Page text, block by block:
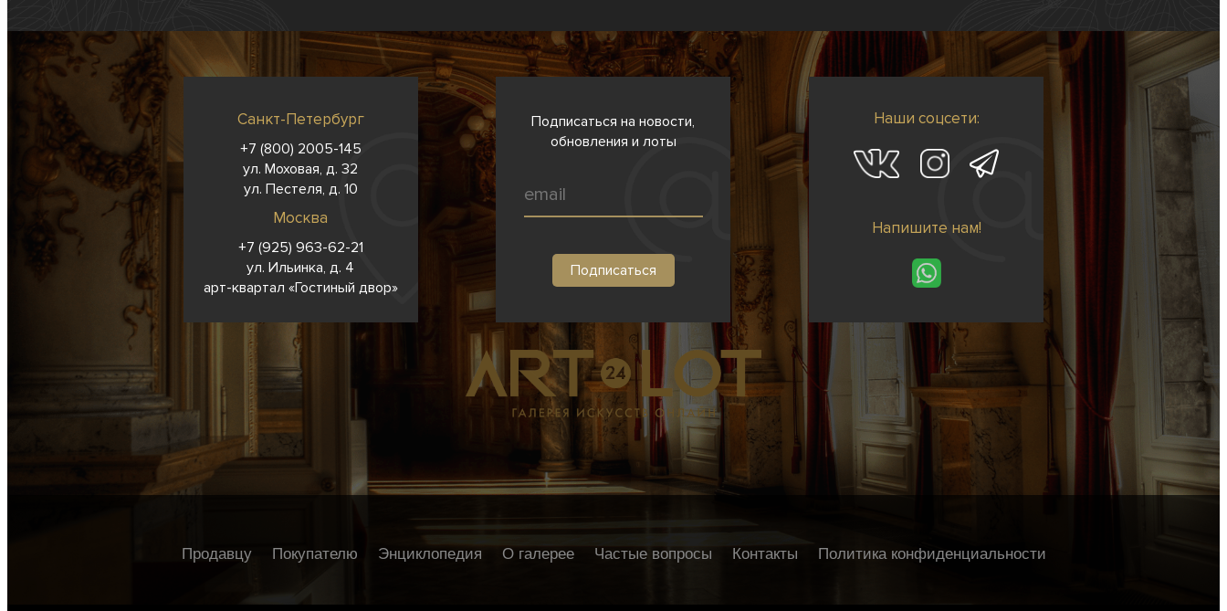
Санкт-Петербург
+7 (800) 2005-145
ул. Моховая, д. 32
ул. Пестеля, д. 10
Москва
+7 (925) 963-62-21
ул. Ильинка, д. 4
арт-квартал «Гостиный двор»
Подписаться на новости,
обновления и лоты
Наши соцсети:
Напишите нам!
Продавцу Покупателю Энциклопедия О галерее Частые вопросы Контакты Политика конфиденциальности